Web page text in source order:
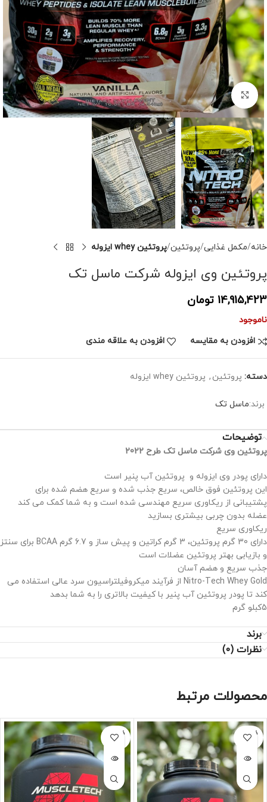
برای بزرگنمایی کلیک کنید
خانه مکمل غذایی پروتئین پروتئین whey ایزوله
پروتئین وی ایزوله شرکت ماسل تک
14,915,423 تومان
ناموجود
افزودن به مقایسه
افزودن به علاقه مندی
دسته: پروتئین , پروتئین whey ایزوله
برند:ماسل تک
توضیحات
پروتئین وی شرکت ماسل تک طرح 2022
دارای پودر وی ایزوله و پروتئین آب پنیر است
این پروتئین فوق خالص، سریع جذب شده و سریع هضم شده برای
پشتیبانی از ریکاوری سریع مهندسی شده است و به شما کمک می کند
عضله بدون چربی بیشتری بسازید
ریکاوری سریع
دارای 30 گرم پروتئین، 3 گرم کراتین و پیش ساز و 6.7 گرم BCAA برای سنتز
و بازیابی بهتر پروتئین عضلات است
جذب سریع و هضم آسان
Nitro-Tech Whey Gold از فرآیند میکروفیلتراسیون سرد عالی استفاده می
کند تا پودر پروتئین آب پنیر با کیفیت بالاتری را به شما بدهد
5کبلو گرم
برند
نظرات (0)
محصولات مرتبط
فروخته
شده
فروخته
شده